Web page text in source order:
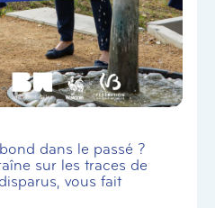
dans le passé ?
sur les traces de
vous fait